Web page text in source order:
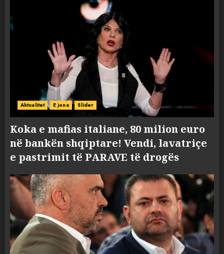
Aktualitet E jona Slider
Koka e mafias italiane, 80 milion euro
në bankën shqiptare! Vendi, lavatriçe
e pastrimit të PARAVE të drogës